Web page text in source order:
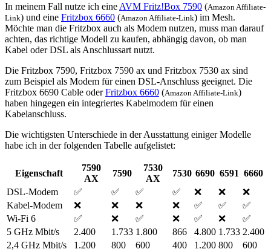
In meinem Fall nutze ich eine AVM Fritz!Box 7590 (Amazon Affiliate-
Link) und eine Fritzbox 6660 (Amazon Affiliate-Link) im Mesh.
Möchte man die Fritzbox auch als Modem nutzen, muss man darauf
achten, das richtige Modell zu kaufen, abhängig davon, ob man
Kabel oder DSL als Anschlussart nutzt.
Die Fritzbox 7590, Fritzbox 7590 ax und Fritzbox 7530 ax sind
zum Beispiel als Modem für einen DSL-Anschluss geeignet. Die
Fritzbox 6690 Cable oderFritzbox 6660 (Amazon Affiliate-Link)
haben hingegen ein integriertes Kabelmodem für einen
Kabelanschluss.
Die wichtigsten Unterschiede in der Ausstattung einiger Modelle
habe ich in der folgenden Tabelle aufgelistet:
Eigenschaft
7590
AX
7590
7530
AX
7530 6690 6591 6660
DSL-Modem
✅ ✅ ✅ ✅ ❌ ❌
❌
Kabel-Modem
❌ ❌ ❌ ❌ ✅ ✅
✅
Wi-Fi 6
✅ ❌ ✅ ❌ ✅ ❌
✅
5 GHz Mbit/s
2.400 1.733 1.800 866 4.800 1.733 2.400
2,4 GHz Mbit/s
1.200 800 600 400 1.200 800
600